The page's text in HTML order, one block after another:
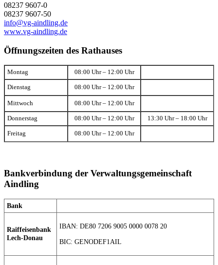
08237 9607-0
08237 9607-50
info@vg-aindling.de
www.vg-aindling.de
Öffnungszeiten des Rathauses
Montag 08:00 Uhr – 12:00 Uhr
Dienstag 08:00 Uhr – 12:00 Uhr
Mittwoch 08:00 Uhr – 12:00 Uhr
Donnerstag 08:00 Uhr – 12:00 Uhr 13:30 Uhr – 18:00 Uhr
Freitag 08:00 Uhr – 12:00 Uhr
Bankverbindung der Verwaltungsgemeinschaft
Aindling
Bank
Raiffeisenbank
Lech-Donau
IBAN: DE80 7206 9005 0000 0078 20
BIC: GENODEF1AIL